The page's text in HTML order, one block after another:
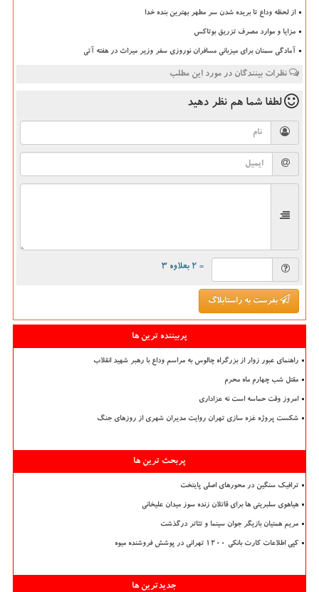
از لحظه وداع تا بریده شدن سر مطهر بهترین بنده خدا
مزایا و موارد مصرف تزریق بوتاکس
آمادگی سمنان برای میزبانی مسافران نوروزی سفر وزیر میراث در هفته آتی
نظرات بینندگان در مورد این مطلب
لطفا شما هم نظر دهید
= ۲ بعلاوه ۳
بفرست به راستابلاگ
پربیننده ترین ها
راهنمای عبور زوار از بزرگراه چالوس به مراسم وداع با رهبر شهید انقلاب
مقتل شب چهارم ماه محرم
امروز وقت حماسه است نه عزاداری
شکست پروژه غزه سازی تهران روایت مدیران شهری از روزهای جنگ
پربحث ترین ها
ترافیک سنگین در محورهای اصلی پایتخت
هیاهوی سلبریتی ها برای قاتلان زنده سوز میدان علیخانی
مریم همتیان بازیگر جوان سینما و تئاتر درگذشت
کپی اطلاعات کارت بانکی ۱۲۰۰ تهرانی در پوشش فروشنده میوه
جدیدترین ها